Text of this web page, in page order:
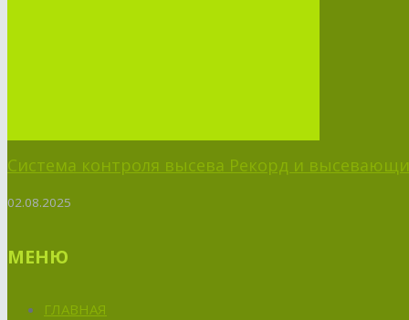
Система контроля высева Рекорд и
02.08.2025
МЕНЮ
ГЛАВНАЯ